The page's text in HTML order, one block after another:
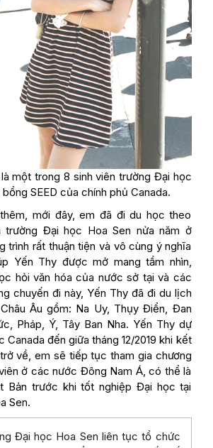
một trong 8 sinh viên trường Đại học
SEED của chính phủ Canada.
mới đây, em đã đi du học theo
trường Đại học Hoa Sen nửa năm ở
trình rất thuận tiện và vô cùng ý nghĩa
Yến Thy được mở mang tầm nhìn,
hỏi văn hóa của nước sở tại và các
chuyến đi này, Yến Thy đã đi du lịch
Âu gồm: Na Uy, Thụy Điển, Đan
Pháp, Ý, Tây Ban Nha. Yến Thy dự
Canada đến giữa tháng 12/2019 khi kết
về, em sẽ tiếp tục tham gia chương
ở các nước Đông Nam Á, có thể là
Bản trước khi tốt nghiệp Đại học tại
Sen.
Đại học Hoa Sen liên tục tổ chức